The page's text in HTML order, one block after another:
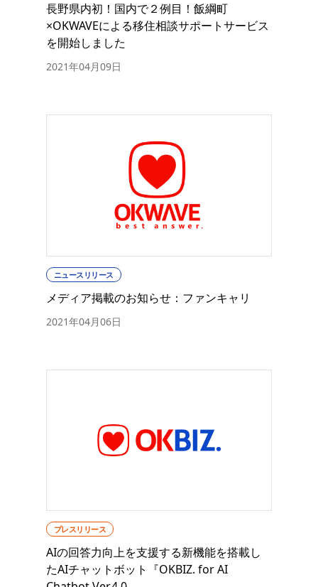
長野県内初！国内で２例目！飯綱町
×OKWAVEによる移住相談サポートサービス
を開始しました
2021年04月09日
ニュースリリース
メディア掲載のお知らせ：ファンキャリ
2021年04月06日
プレスリリース
AIの回答力向上を支援する新機能を搭載し
たAIチャットボット『OKBIZ. for AI